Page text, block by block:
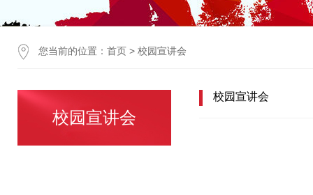
您当前的位置： 首页 > 校园宣讲会
校园宣讲会
校园宣讲会